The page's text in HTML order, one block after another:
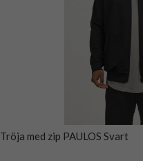
Tröja med zip PAULOS Svart